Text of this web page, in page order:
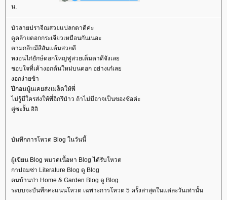
น.
บัวลายปราจีณสวยแปลกตาดีค่ะ
ดูคล้ายดอกกระเจียวเหมือนกันเนอะ
ตามกลีบมีสีสันแต้มสวยดี
หงอนไก่ยักษ์ดอกใหญ่ฟูสวยเต็มตาดีจังเล
ชอบใจที่เค้างอกต้นใหม่บนดอก อย่างเก๋เล
งอกง่ายซ้า
ปีก่อนนู้นเคยส่งเมล็ดให้พี่
ไม่รู้มีใครส่งให้พี่อีกรึป่าว ถ้าไม่มีอาจเป็นของซ้อค่ะ
ตู่ซะงั้น อิอิ
บันทึกการโหวต Blog ในวันนี้
ผู้เขียน Blog หมวดเนื้อหา Blog ได้รับโหวต
กาปอมซ่า Literature Blog ดู Blog
คนบ้านป่า Home & Garden Blog ดู Blog
ระบบจะบันทึกคะแนนโหวต เฉพาะการโหวต 5 ครั้งล่าสุดในแต่ละวันเท่านั้น